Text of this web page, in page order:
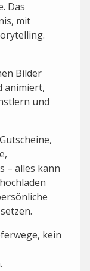
Das
mit
Bilder
animiert,
und
– alles kann
kein